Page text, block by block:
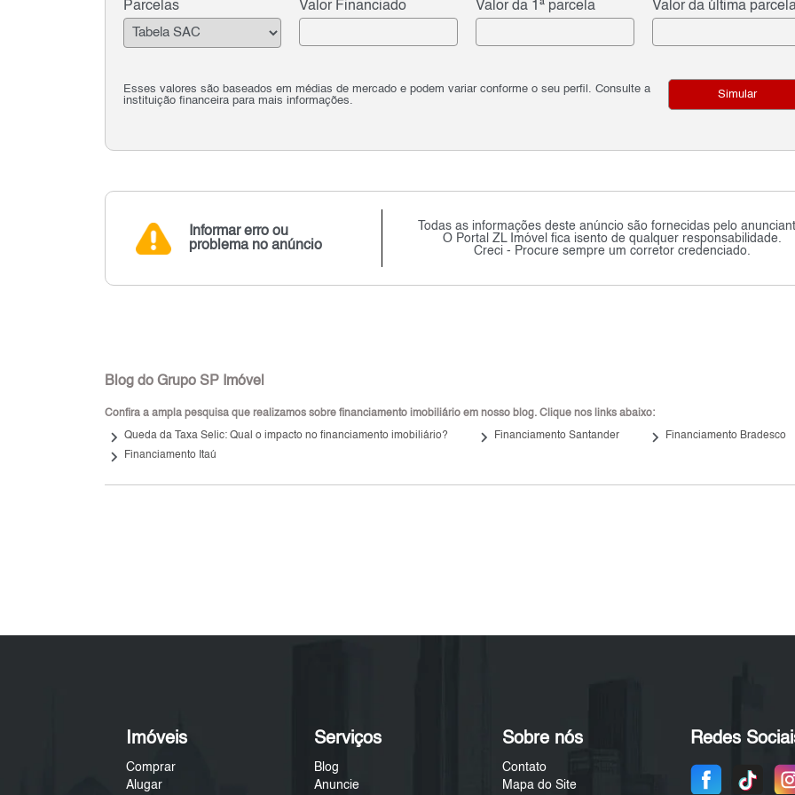
Parcelas Valor Financiado Valor da 1ª parcela Valor da última
Esses valores são baseados em médias de mercado e podem variar conforme o seu perfil. Consulte a
instituição financeira para mais informações.
Simular
Informar erro ou
problema no anúncio
Todas as informações deste anúncio são fornecidas pelo
O Portal ZL Imóvel fica isento de qualquer responsabilidade.
Creci - Procure sempre um corretor credenciado.
Blog do Grupo SP Imóvel
Confira a ampla pesquisa que realizamos sobre financiamento imobiliário em nosso blog. Clique nos links abaixo:
keyboard_arrow_right Queda da Taxa Selic: Qual o impacto no financiamento imobiliário? keyboard_arrow_right Financiamento Santander keyboard_arrow_right Financiamento Bradesco
keyboard_arrow_right Financiamento Itaú
Imóveis
Comprar
Alugar
Serviços
Blog
Anuncie
Sobre nós
Contato
Mapa do Site
Redes